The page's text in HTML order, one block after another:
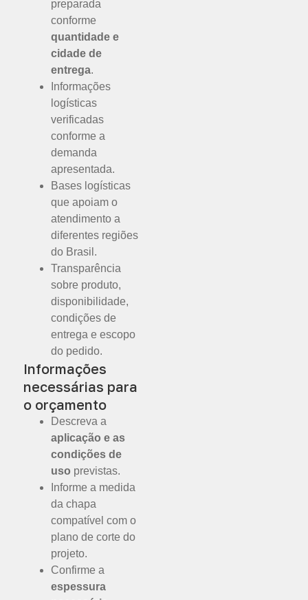
preparada
conforme
quantidade e
cidade de
entrega.
Informações
logísticas
verificadas
conforme a
demanda
apresentada.
Bases logísticas
que apoiam o
atendimento a
diferentes regiões
do Brasil.
Transparência
sobre produto,
disponibilidade,
condições de
entrega e escopo
do pedido.
Informações
necessárias para
o orçamento
Descreva a
aplicação e as
condições de
uso previstas.
Informe a medida
da chapa
compatível com o
plano de corte do
projeto.
Confirme a
espessura